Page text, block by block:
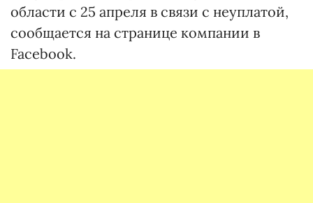
области с 25 апреля в связи с неуплатой,
сообщается на странице компании в
Facebook.